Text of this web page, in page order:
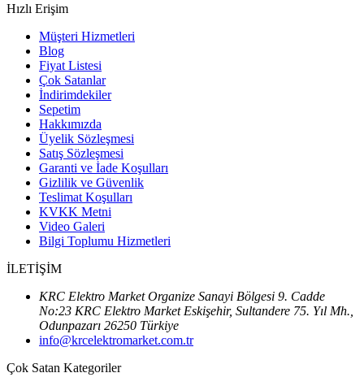
Hızlı Erişim
Müşteri Hizmetleri
Blog
Fiyat Listesi
Çok Satanlar
İndirimdekiler
Sepetim
Hakkımızda
Üyelik Sözleşmesi
Satış Sözleşmesi
Garanti ve İade Koşulları
Gizlilik ve Güvenlik
Teslimat Koşulları
KVKK Metni
Video Galeri
Bilgi Toplumu Hizmetleri
İLETİŞİM
KRC Elektro Market Organize Sanayi Bölgesi 9. Cadde
No:23 KRC Elektro Market Eskişehir, Sultandere 75. Yıl Mh.,
Odunpazarı 26250 Türkiye
info@krcelektromarket.com.tr
Çok Satan Kategoriler